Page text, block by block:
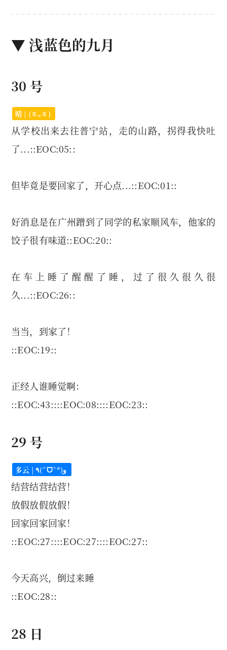
▼ 浅蓝色的九月
30 号
晴 | (ㆆᴗㆆ)
从学校出来去往普宁站，走的山路，拐得我快吐
了...::EOC:05::
但毕竟是要回家了，开心点...::EOC:01::
好消息是在广州蹭到了同学的私家顺风车，他家的
饺子很有味道::EOC:20::
在车上睡了醒醒了睡，过了很久很久很
久...::EOC:26::
当当，到家了！
::EOC:19::
正经人谁睡觉啊：
::EOC:43::::EOC:08::::EOC:23::
29 号
结营结营结营！
放假放假放假！
回家回家回家！
::EOC:27::::EOC:27::::EOC:27::
今天高兴，倒过来睡
::EOC:28::
28 日